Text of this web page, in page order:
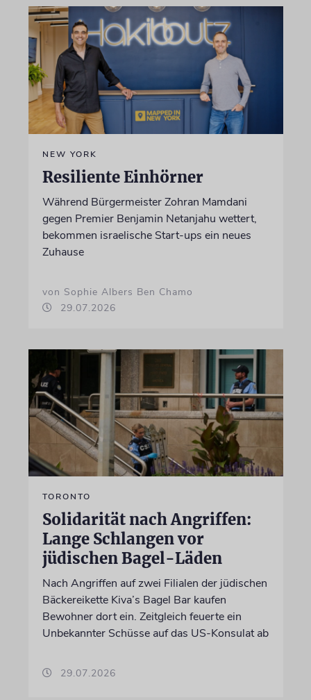
NEW YORK
Resiliente Einhörner
Während Bürgermeister Zohran Mamdani
gegen Premier Benjamin Netanjahu wettert,
bekommen israelische Start-ups ein neues
Zuhause
von Sophie Albers Ben Chamo
29.07.2026
TORONTO
Solidarität nach Angriffen:
Lange Schlangen vor
jüdischen Bagel-Läden
Nach Angriffen auf zwei Filialen der jüdischen
Bäckereikette Kiva’s Bagel Bar kaufen
Bewohner dort ein. Zeitgleich feuerte ein
Unbekannter Schüsse auf das US-Konsulat ab
29.07.2026